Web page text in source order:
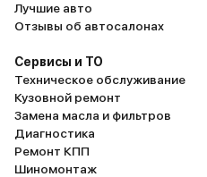
Лучшие авто
Отзывы об автосалонах
Сервисы и ТО
Техническое обслуживание
Кузовной ремонт
Замена масла и фильтров
Диагностика
Ремонт КПП
Шиномонтаж